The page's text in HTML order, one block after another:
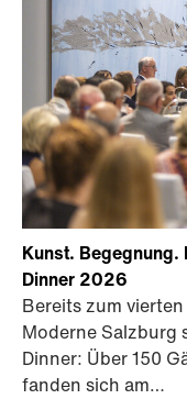
Kunst. Begegnung.
Dinner 2026
Bereits zum
Moderne Salzburg
Dinner: Über 150
fanden sich am…